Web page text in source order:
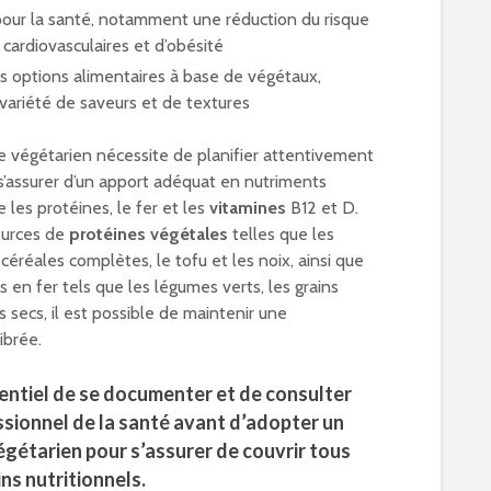
la santé, notamment une réduction du risque
et d’obésité
options alimentaires à base de végétaux,
de saveurs et de textures
végétarien nécessite de planifier attentivement
d’un apport adéquat en nutriments
les protéines, le fer et lesvitamines B12 et D.
de protéines végétales telles que les
complètes, le tofu et les noix, ainsi que
en fer tels que les légumes verts, les grains
secs, il est possible de maintenir une
de se documenter et de consulter
de la santé avant d’adopter un
pour s’assurer de couvrir tous
nutritionnels.